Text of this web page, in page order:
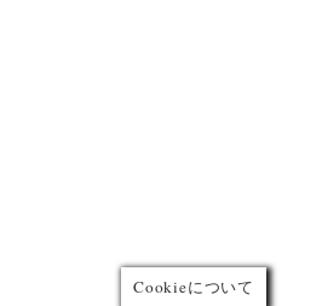
Cookieについて